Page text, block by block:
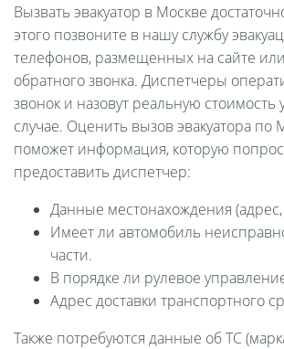
Вызвать эвакуатор в Москве
этого позвоните в нашу службу
телефонов, размещенных на сайте или
обратного звонка. Диспетчеры
звонок и назовут реальную стоимость
случае. Оценить вызов эвакуатора по
поможет информация, которую
предоставить диспетчер:
Данные местонахождения
Имеет ли автомобиль
части.
В порядке ли рулевое
Адрес доставки транспортного
Также потребуются данные об ТС